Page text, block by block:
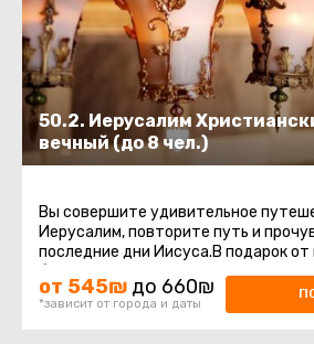
50.2. Иерусалим
вечный (до 8 чел.)
Вы совершите удивительное
Иерусалим, повторите путь и
последние дни Иисуса.В подарок от
от 545₪ до 660₪
*зависит от города и даты